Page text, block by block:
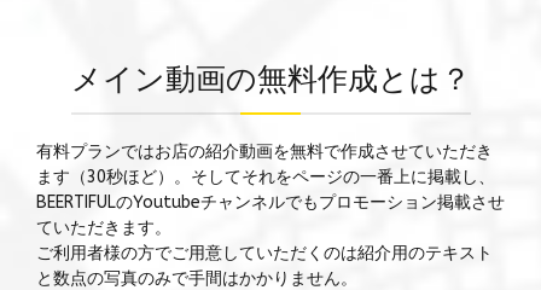
メイン動画の無料作成とは？
有料プランではお店の紹介動画を無料で作成させていただき
ます（30秒ほど）。そしてそれをページの一番上に掲載し、
BEERTIFULのYoutubeチャンネルでもプロモーション掲載させ
ていただきます。
ご利用者様の方でご用意していただくのは紹介用のテキスト
と数点の写真のみで手間はかかりません。